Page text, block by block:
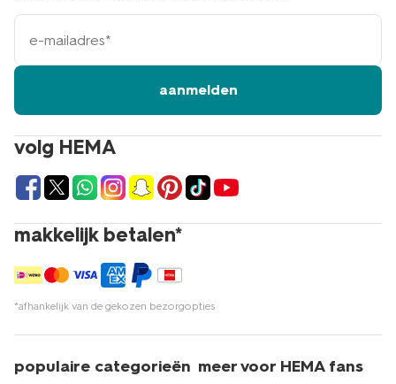
volg HEMA
makkelijk betalen*
*afhankelijk van de gekozen bezorgopties
e-
mailadres
aanmelden
populaire categorieën meer voor HEMA fans